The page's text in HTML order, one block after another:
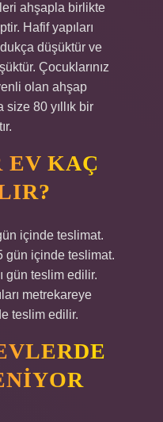
ahşapla birlikte
Hafif yapıları
düşüktür ve
Çocuklarınız
olan ahşap
size 80 yıllık bir
EV KAÇ
içinde teslimat.
gün içinde teslimat.
gün teslim edilir.
metrekareye
teslim edilir.